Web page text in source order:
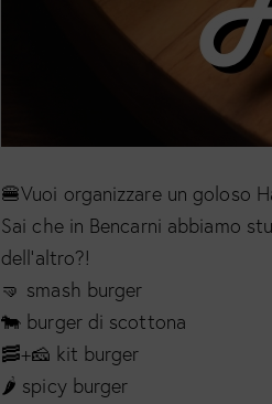
🍔Vuoi organizzare un goloso
Sai che in Bencarni abbiamo
dell’altro?!
🤜 smash burger
🐄 burger di scottona
🥓+🧀 kit burger
🌶 spicy burger